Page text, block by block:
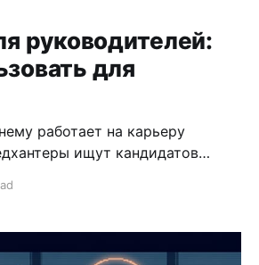
руководителей:
для
работает на карьеру
ищут кандидатов